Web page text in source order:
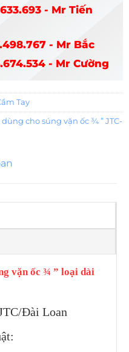
- Mr Tiến
- Mr Bắc
- Mr Cường
Tay
dùng cho súng vặn ốc ¾ ” JTC-
vặn ốc ¾ ” loại dài
Đài Loan